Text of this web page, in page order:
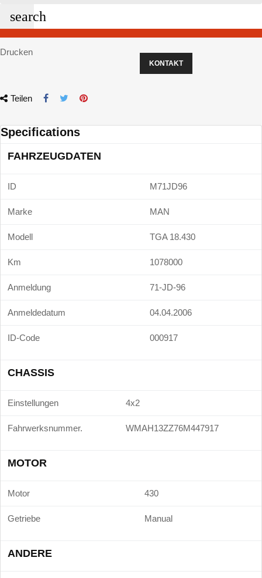
search
Drucken
KONTAKT
Teilen
Specifications
FAHRZEUGDATEN
ID M71JD96
Marke MAN
Modell TGA 18.430
Km 1078000
Anmeldung 71-JD-96
Anmeldedatum 04.04.2006
ID-Code 000917
CHASSIS
Einstellungen 4x2
Fahrwerksnummer. WMAH13ZZ76M447917
MOTOR
Motor 430
Getriebe Manual
ANDERE